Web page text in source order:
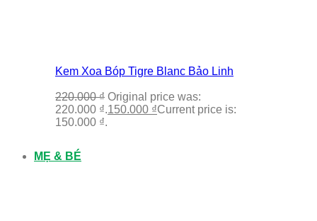
Kem Xoa Bóp Tigre Blanc Bảo Linh
220.000₫ Original price was:
220.000 ₫.150.000 ₫Current price is:
150.000 ₫.
MẸ & BÉ